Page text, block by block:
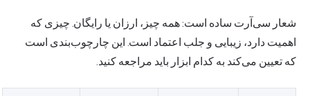
شعار سی‌آرت ساده است: همه چیز، ارزان یا رایگان. چیزی که
اهمیت دارد، زیبایی و جلب اعتماد است. این چارچوب‌بندی است
که تعیین می‌کند به کدام ابزار باید مراجعه کنید.